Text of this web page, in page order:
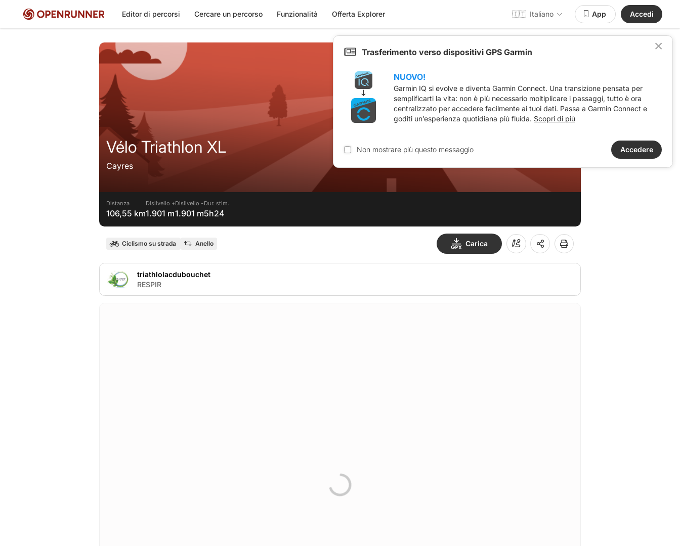
Editor di percorsi Cercare un percorso Funzionalità Offerta Explorer 🇮🇹 Italiano App Accedi
Vélo Triathlon XL
Cayres
Distanza
106,55 km
Dislivello +
1.901 m
Dislivello -
1.901 m
Dur. stim.
5h24
Ciclismo su strada Anello Carica
T
triathlolacdubouchet
RESPIR
Trasferimento verso dispositivi GPS Garmin
NUOVO!
Garmin IQ si evolve e diventa Garmin Connect. Una transizione pensata per
semplificarti la vita: non è più necessario moltiplicare i passaggi, tutto è ora
centralizzato per accedere facilmente ai tuoi dati. Passa a Garmin Connect e
goditi un’esperienza quotidiana più fluida. Scopri di più
Non mostrare più questo messaggio Accedere